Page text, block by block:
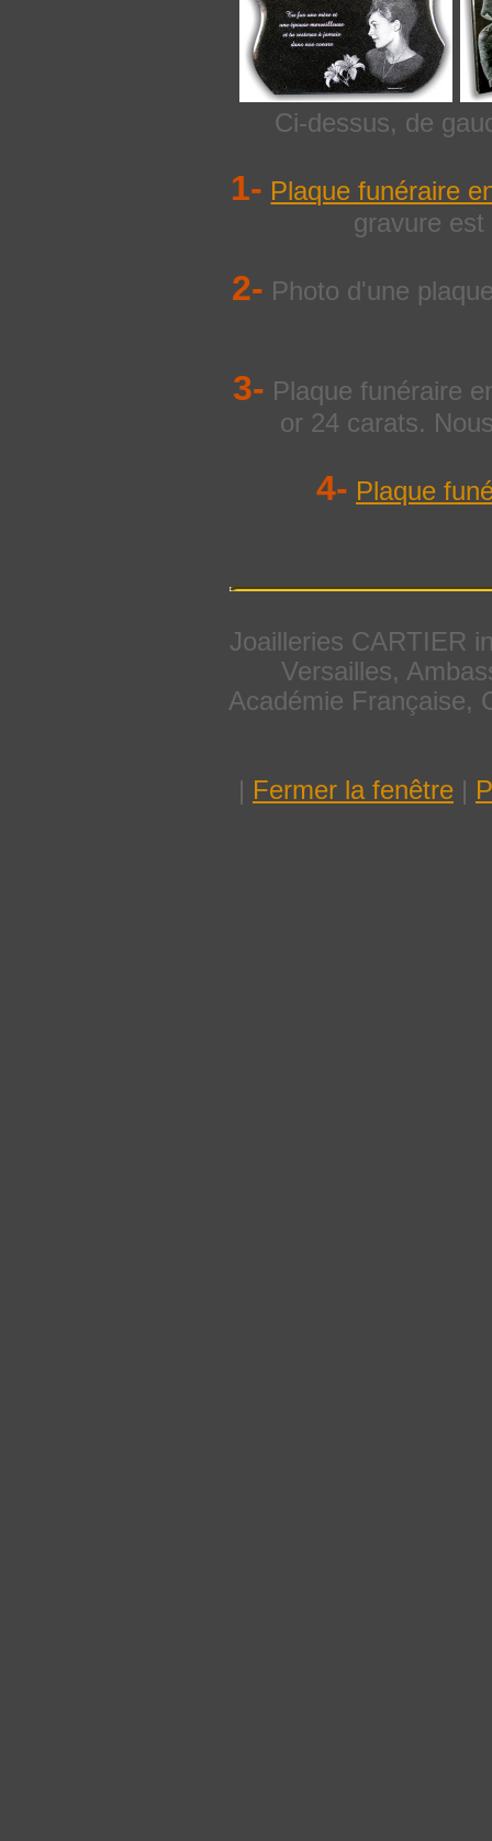
Ci-dessus, de
1- Plaque funéraire
gravure
2- Photo d'une
3- Plaque funéraire
or 24 carats.
4- Plaque
Joailleries CARTIER
Versailles,
Académie Française,
| Fermer la fenêtre |